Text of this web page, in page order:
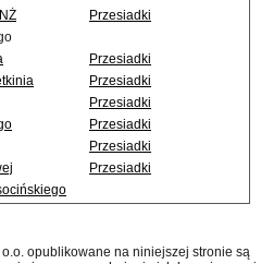
Przesiadki
Przesiadki
Przesiadki
Przesiadki
Przesiadki
Przesiadki
Przesiadki
opublikowane na niniejszej stronie są